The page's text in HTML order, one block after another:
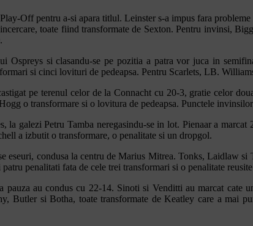
Off pentru a-si apara titlul. Leinster s-a impus fara
toate fiind transformate de Sexton. Pentru invinsi,
si clasandu-se pe pozitia a patra vor juca in
si cinci lovituri de pedeapsa. Pentru Scarlets, LB.
pe terenul celor de la Connacht cu 20-3, gratie celor
o transformare si o lovitura de pedeapsa. Punctele
galezi Petru Tamba neregasindu-se in lot. Pienaar a marcat
a izbutit o transformare, o penalitate si un dropgol.
condusa la centru de Marius Mitrea. Tonks, Laidlaw si
penalitati fata de cele trei transformari si o penalitate
au condus cu 22-14. Sinoti si Venditti au marcat cate
si Botha, toate transformate de Keatley care a mai